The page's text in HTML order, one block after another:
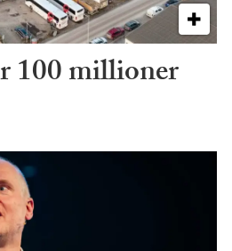
100 millioner